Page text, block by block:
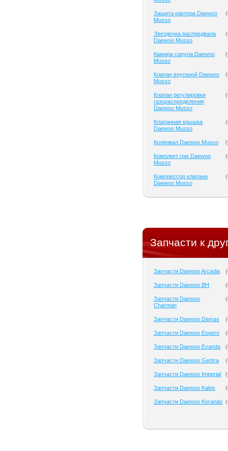
Защита картера Daewoo
Musso
(
Звездочка распредвала
Daewoo Musso
(
Камера сапуна Daewoo
Musso
(
Клапан впускной Daewoo
Musso
(
Клапан регулировки
газораспределения
Daewoo Musso
(
Клапанная крышка
Daewoo Musso
(
Коленвал Daewoo Musso (
Комплект грм Daewoo
Musso
(
Компрессор клапана
Daewoo Musso
(
Запчасти к
Запчасти Daewoo Arcadia (
Запчасти Daewoo BH (
Запчасти Daewoo
Charman
(
Запчасти Daewoo Damas (
Запчасти Daewoo Espero (
Запчасти Daewoo Evanda (
Запчасти Daewoo Gentra (
Запчасти Daewoo Imperial (
Запчасти Daewoo Kalos (
Запчасти Daewoo Korando (